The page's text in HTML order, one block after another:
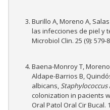
Burillo A, Moreno A,
las infecciones de piel y
Microbiol Clin. 25 (9): 579-
Baena-Monroy T,
Aldape-Barrios B,
albicans,Staphylococcus
colonization in pacients
Oral Patol Oral Cir Bucal.